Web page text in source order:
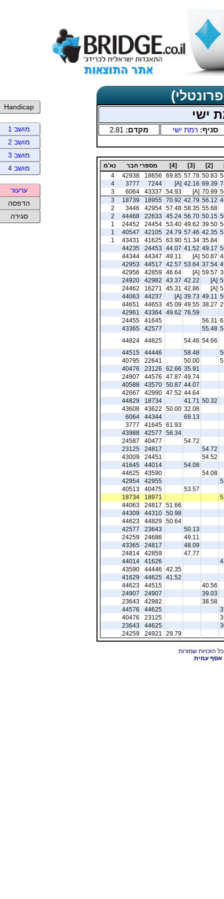
ישי
סניף: רמת ישי מקדם: 2.81
[2]
[3]
[4] מספרי חבר
נא'מ
50.83
57.78
69.85
18656
42938
4
69.39
42.16
[A]
7244
3777
4
70.99
[A]
54.93
43337
6064
3
56.12
42.79
70.92
18955
18739
3
55.68
58.35
57.48
42954
3446
2
50.15
56.70
45.24
22633
44468
2
39.50
49.62
53.40
24454
24452
1
42.35
57.46
24.79
42105
40547
1
35.84
51.34
63.90
41625
43431
1
49.17
41.52
44.07
24453
44235
50.87
[A]
49.11
44347
44344
37.54
53.64
42.57
44517
42953
59.57
[A]
46.64
42859
42956
[A]
42.22
43.37
42982
24920
[A]
42.86
45.31
16271
24462
49.11
39.73
[A]
44237
44063
38.27
49.55
45.09
44653
44651
76.59
49.62
43364
42961
56.31
41645
24455
55.48
42577
43365
54.66
54.46
44825
44824
58.48
44446
44515
50.00
22641
40795
35.91
62.66
23126
40476
49.74
47.87
44576
24907
44.07
50.87
43570
40588
44.64
47.52
42990
42667
50.32
41.71
18734
44829
32.08
50.00
43622
43608
69.13
44344
6064
61.93
41645
3777
56.34
42577
43988
54.72
40477
24587
54.72
24817
23125
54.52
24451
43009
54.08
44014
41645
54.08
43590
44625
42955
42954
53.57
40475
40513
18971
18734
51.66
24817
44063
50.98
44310
44309
50.64
44829
44623
50.13
23643
42577
49.11
24686
24259
48.09
24817
43365
47.77
42859
24814
41626
44014
42.35
44446
43590
41.52
44625
41629
40.56
44515
44623
39.03
24907
24907
38.58
42982
23643
44625
44576
23125
40476
44625
23643
29.79
24921
24259
אסף עמית
Handicap
מושב 1
מושב 2
מושב 3
מושב 4
ערעור
הדפסה
סגירה